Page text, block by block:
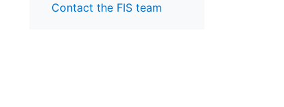
Contact the FIS team